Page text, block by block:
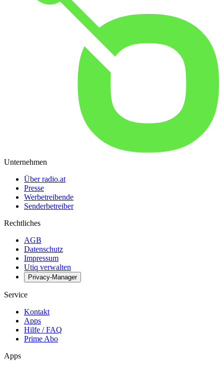
Unternehmen
Über radio.at
Presse
Werbetreibende
Senderbetreiber
Rechtliches
AGB
Datenschutz
Impressum
Utiq verwalten
Privacy-Manager
Service
Kontakt
Apps
Hilfe / FAQ
Prime Abo
Apps